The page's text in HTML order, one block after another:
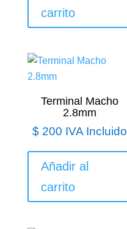
carrito
Terminal Macho
2.8mm
$ 200 IVA Incluido
Añadir al
carrito